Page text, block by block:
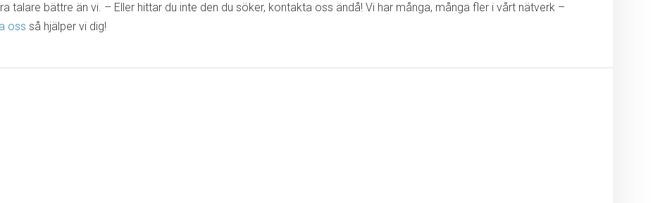
talare bättre än vi. – Eller hittar du inte den du söker, kontakta oss ändå! Vi har många, många fler i vårt nätverk –
oss så hjälper vi dig!